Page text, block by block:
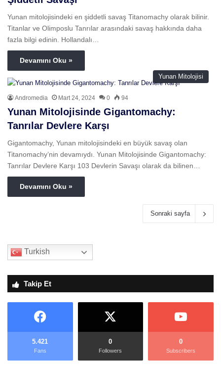
Yunan mitolojisindeki en şiddetli savaş Titanomachy olarak bilinir.
Titanlar ve Olimposlu Tanrılar arasındaki savaş hakkında daha
fazla bilgi edinin. Hollandalı…
Devamını Oku »
Yunan Mitolojisi
Andromedia Mart 24, 2024 0 94
Yunan Mitolojisinde Gigantomachy:
Tanrılar Devlere Karşı
Gigantomachy, Yunan mitolojisindeki en büyük savaş olan
Titanomachy’nin devamıydı. Yunan Mitolojisinde Gigantomachy:
Tanrılar Devlere Karşı 103 Devlerin Savaşı olarak da bilinen…
Devamını Oku »
Sonraki sayfa
Turkish
Takip Et
5.421
Fans
0
Followers
0
Subscribers